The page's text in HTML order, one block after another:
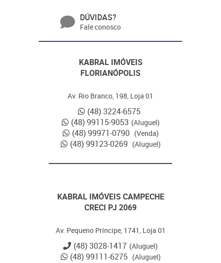
DÚVIDAS?
Fale conosco
KABRAL IMÓVEIS
FLORIANÓPOLIS
Av. Rio Branco, 198, Loja 01
(48) 3224-6575
(48) 99115-9053 (Aluguel)
(48) 99971-0790 (Venda)
(48) 99123-0269 (Aluguel)
KABRAL IMÓVEIS CAMPECHE
CRECI PJ 2069
Av. Pequeno Príncipe, 1741, Loja 01
(48) 3028-1417 (Aluguel)
(48) 99111-6275 (Aluguel)